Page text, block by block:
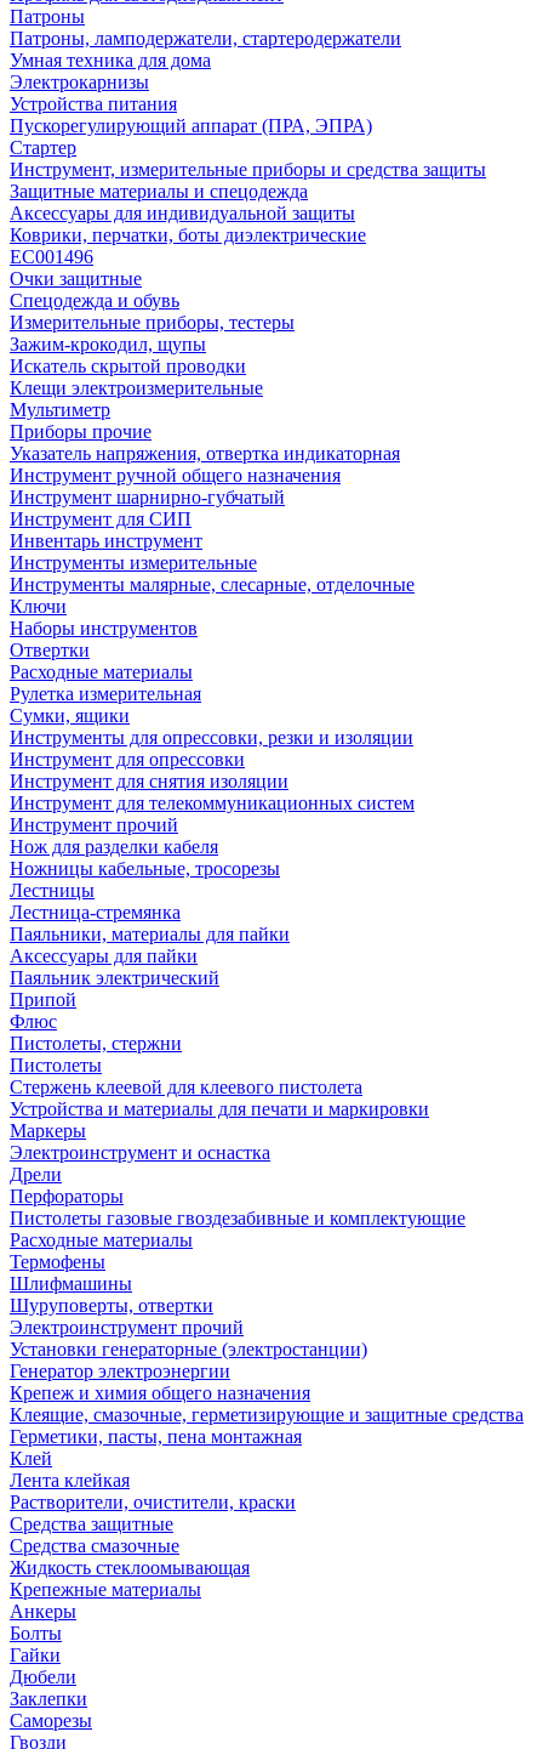
Патроны
Патроны, ламподержатели, стартеродержатели
Умная техника для дома
Электрокарнизы
Устройства питания
Пускорегулирующий аппарат (ПРА, ЭПРА)
Стартер
Инструмент, измерительные приборы и средства защиты
Защитные материалы и спецодежда
Аксессуары для индивидуальной защиты
Коврики, перчатки, боты диэлектрические
EC001496
Очки защитные
Спецодежда и обувь
Измерительные приборы, тестеры
Зажим-крокодил, щупы
Искатель скрытой проводки
Клещи электроизмерительные
Мультиметр
Приборы прочие
Указатель напряжения, отвертка индикаторная
Инструмент ручной общего назначения
Инструмент шарнирно-губчатый
Инструмент для СИП
Инвентарь инструмент
Инструменты измерительные
Инструменты малярные, слесарные, отделочные
Ключи
Наборы инструментов
Отвертки
Расходные материалы
Рулетка измерительная
Сумки, ящики
Инструменты для опрессовки, резки и изоляции
Инструмент для опрессовки
Инструмент для снятия изоляции
Инструмент для телекоммуникационных систем
Инструмент прочий
Нож для разделки кабеля
Ножницы кабельные, тросорезы
Лестницы
Лестница-стремянка
Паяльники, материалы для пайки
Аксессуары для пайки
Паяльник электрический
Припой
Флюс
Пистолеты, стержни
Пистолеты
Стержень клеевой для клеевого пистолета
Устройства и материалы для печати и маркировки
Маркеры
Электроинструмент и оснастка
Дрели
Перфораторы
Пистолеты газовые гвоздезабивные и комплектующие
Расходные материалы
Термофены
Шлифмашины
Шуруповерты, отвертки
Электроинструмент прочий
Установки генераторные (электростанции)
Генератор электроэнергии
Крепеж и химия общего назначения
Клеящие, смазочные, герметизирующие и защитные средства
Герметики, пасты, пена монтажная
Клей
Лента клейкая
Растворители, очистители, краски
Средства защитные
Средства смазочные
Жидкость стеклоомывающая
Крепежные материалы
Анкеры
Болты
Гайки
Дюбели
Заклепки
Саморезы
Гвозди